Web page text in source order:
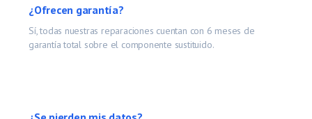
¿Ofrecen garantía?
Sí, todas nuestras reparaciones cuentan con 6 meses de
garantía total sobre el componente sustituido.